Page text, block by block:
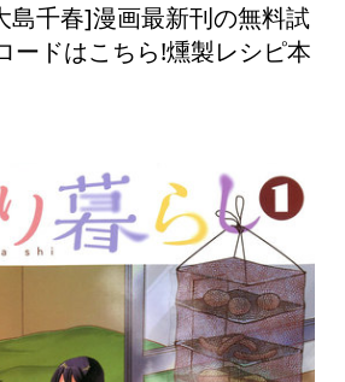
島千春]漫画最新刊の無料試
ードはこちら!燻製レシピ本